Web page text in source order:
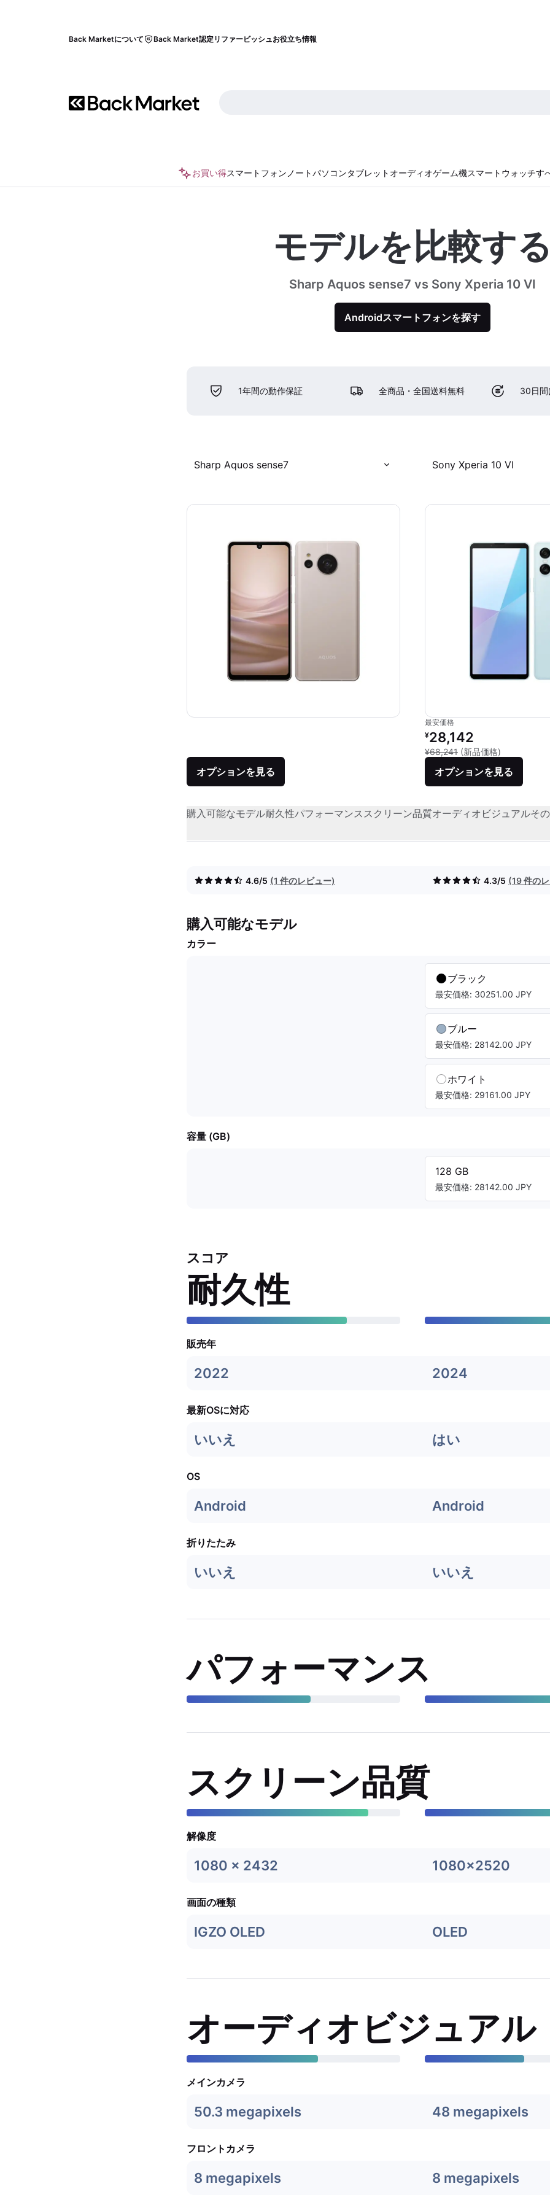
Back Marketについて Back Market認定リファービッシュお役立ち情報
お買い得スマートフォン ノートパソコンタブレット オーディオゲーム機スマートウォッチす
モデルを比較する
Sharp Aquos sense7 vs Sony Xperia 10 VI
Androidスマートフォンを探す
1年間の動作保証 全商品・全国送料無料 30日間
Sharp Aquos sense7 Sony Xperia 10 VI
オプションを見る
最安価格
リファービッシュ品の価格：
¥28,142
¥68,241 (新品価格)
オプションを見る
購入可能なモデル耐久性パフォーマンススクリーン品質オーディオビジュアルそ
4.6/5 (1 件のレビュー) 4.3/5 (19 件の
購入可能なモデル
カラー
ブラック
最安価格: 30251.00 JPY
ブルー
最安価格: 28142.00 JPY
ホワイト
最安価格: 29161.00 JPY
容量 (GB)
128 GB
最安価格: 28142.00 JPY
スコア
耐久性
販売年
2022 2024
最新OSに対応
いいえ はい
OS
Android Android
折りたたみ
いいえ いいえ
パフォーマンス
スクリーン品質
解像度
1080 x 2432 1080x2520
画面の種類
IGZO OLED OLED
オーディオビジュアル
メインカメラ
50.3 megapixels 48 megapixels
フロントカメラ
8 megapixels 8 megapixels